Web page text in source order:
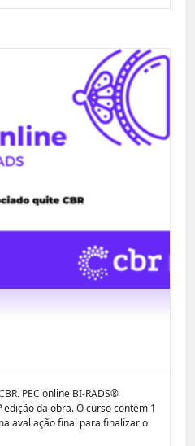
PEC online BI-RADS®
da obra. O curso contém 1
avaliação final para finalizar o